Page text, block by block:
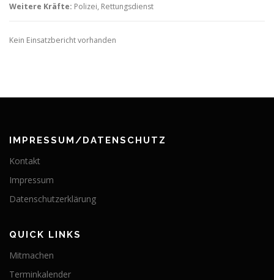
Weitere Kräfte: Polizei, Rettungsdienst
Kein Einsatzbericht vorhanden
IMPRESSUM/DATENSCHUTZ
Kontakt
Impressum
Datenschutzerklärung
QUICK LINKS
Mitmachen
Terminkalender